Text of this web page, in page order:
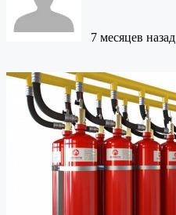
7 месяцев назад